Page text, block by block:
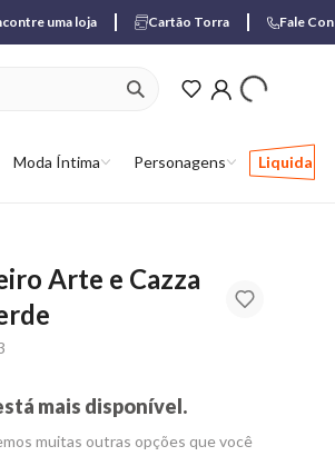
uma loja Cartão Torra Fale
Moda Íntima Personagens Liquida
ver produtos
Arte e Cazza
mais disponível.
muitas outras opções que você